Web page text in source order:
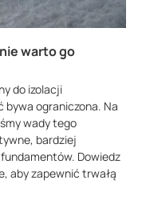
warto go
do izolacji
ograniczona. Na
wady tego
bardziej
Dowiedz
aby zapewnić trwałą